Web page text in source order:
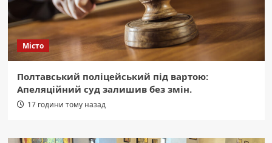
Місто
Полтавський поліцейський під вартою:
Апеляційний суд залишив без змін.
17 години тому назад